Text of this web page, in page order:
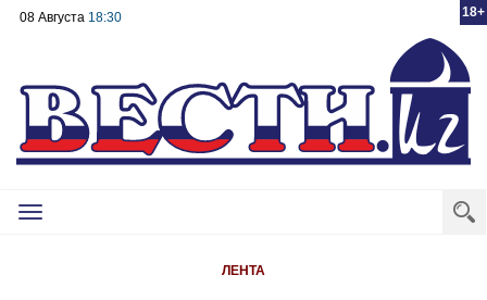
18+
08 Августа 18:30
Toggle
ЛЕНТА